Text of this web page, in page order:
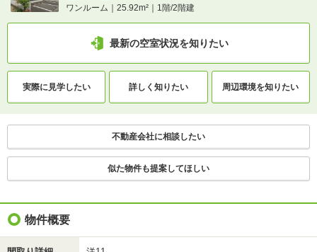
ワンルーム｜25.92m²｜1階/2階建
最新の空室状況を知りたい
実際に見学したい 詳しく知りたい 周辺環境を知りたい
不動産会社に相談したい
似た物件も提案してほしい
物件概要